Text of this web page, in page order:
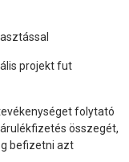
projekt fut
folytató
összegét,
befizetni azt